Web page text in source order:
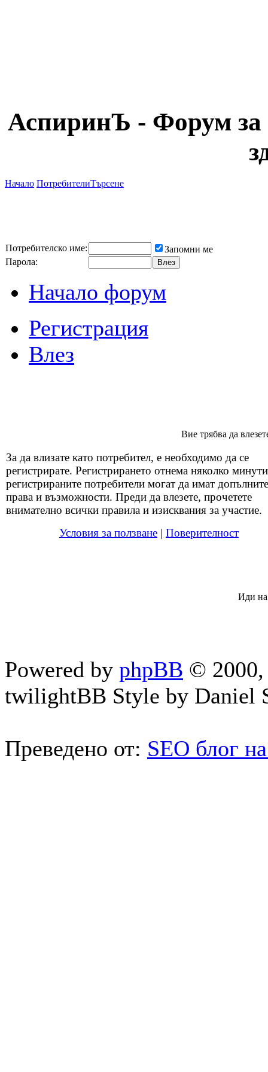
АспиринЪ - Форум за
Начало ПотребителиТърсене
Потребителско име:
Запомни ме
Парола:
Начало форум
Регистрация
Влез
Вие трябва да
За да влизате като потребител, е необходимо да се
регистрирате. Регистрирането отнема няколко
регистрираните потребители могат да имат
права и възможности. Преди да влезете, прочетете
внимателно всички правила и изисквания за участие.
Условия за ползване | Поверителност
Иди
Powered by phpBB © 2000,
twilightBB Style by Daniel
Преведено от: SEO блог